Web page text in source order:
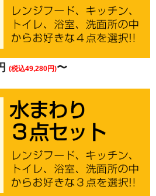
(税込49,280円)〜